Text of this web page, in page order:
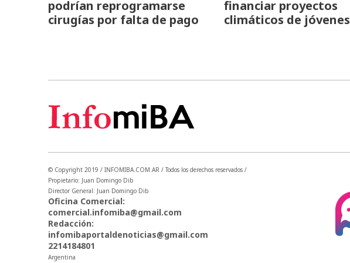
podrían reprogramarse
cirugías por falta de pago
financiar proyectos
climáticos de jóvenes
© Copyright 2019 / INFOMIBA.COM.AR / Todos los derechos reservados /
Propietario: Juan Domingo Dib
Director General: Juan Domingo Dib
Oficina Comercial:
comercial.infomiba@gmail.com
Redacción:
infomibaportaldenoticias@gmail.com
2214184801
Argentina